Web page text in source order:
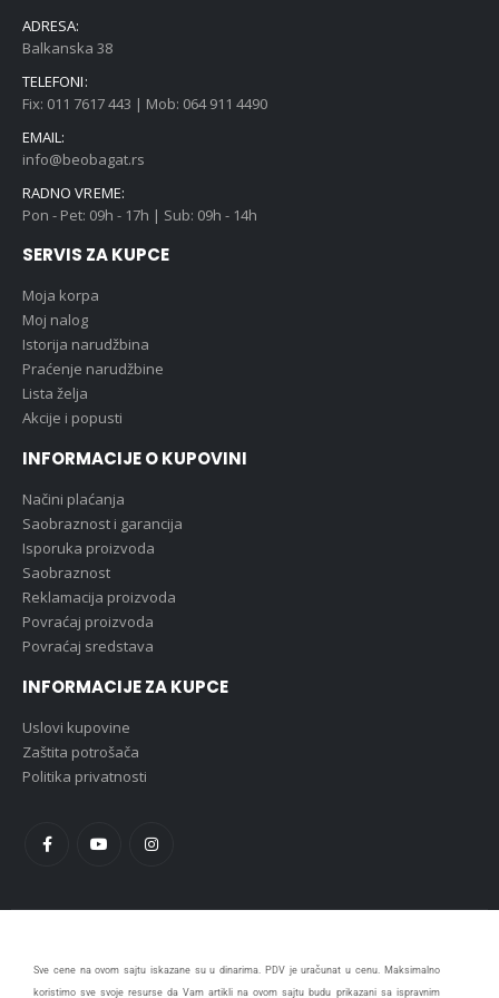
ADRESA:
Balkanska 38
TELEFONI:
Fix: 011 7617 443 | Mob: 064 911 4490
EMAIL:
info@beobagat.rs
RADNO VREME:
Pon - Pet: 09h - 17h | Sub: 09h - 14h
SERVIS ZA KUPCE
Moja korpa
Moj nalog
Istorija narudžbina
Praćenje narudžbine
Lista želja
Akcije i popusti
INFORMACIJE O KUPOVINI
Načini plaćanja
Saobraznost i garancija
Isporuka proizvoda
Saobraznost
Reklamacija proizvoda
Povraćaj proizvoda
Povraćaj sredstava
INFORMACIJE ZA KUPCE
Uslovi kupovine
Zaštita potrošača
Politika privatnosti
Sve cene na ovom sajtu iskazane su u dinarima. PDV je uračunat u cenu. Maksimalno
koristimo sve svoje resurse da Vam artikli na ovom sajtu budu prikazani sa ispravnim